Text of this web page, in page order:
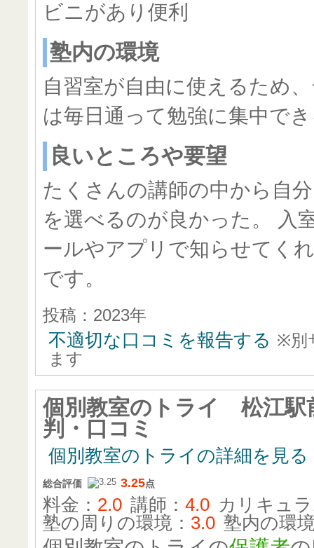
ビニがあり便利
塾内の環境
自習室が自由に使えるため
は毎日通って勉強に集中で
良いところや要望
たくさんの講師の中から自
を選べるのが良かった。 入
ールやアプリで知らせてく
です。
投稿：2023年
不適切な口コミを報告する ※別
ます
個別教室のトライ 松江駅
判・口コミ
個別教室のトライの詳細を見る
総合評価 3.25点
料金： 2.0 講師： 4.0 カリキュ
塾の周りの環境： 3.0 塾内の環